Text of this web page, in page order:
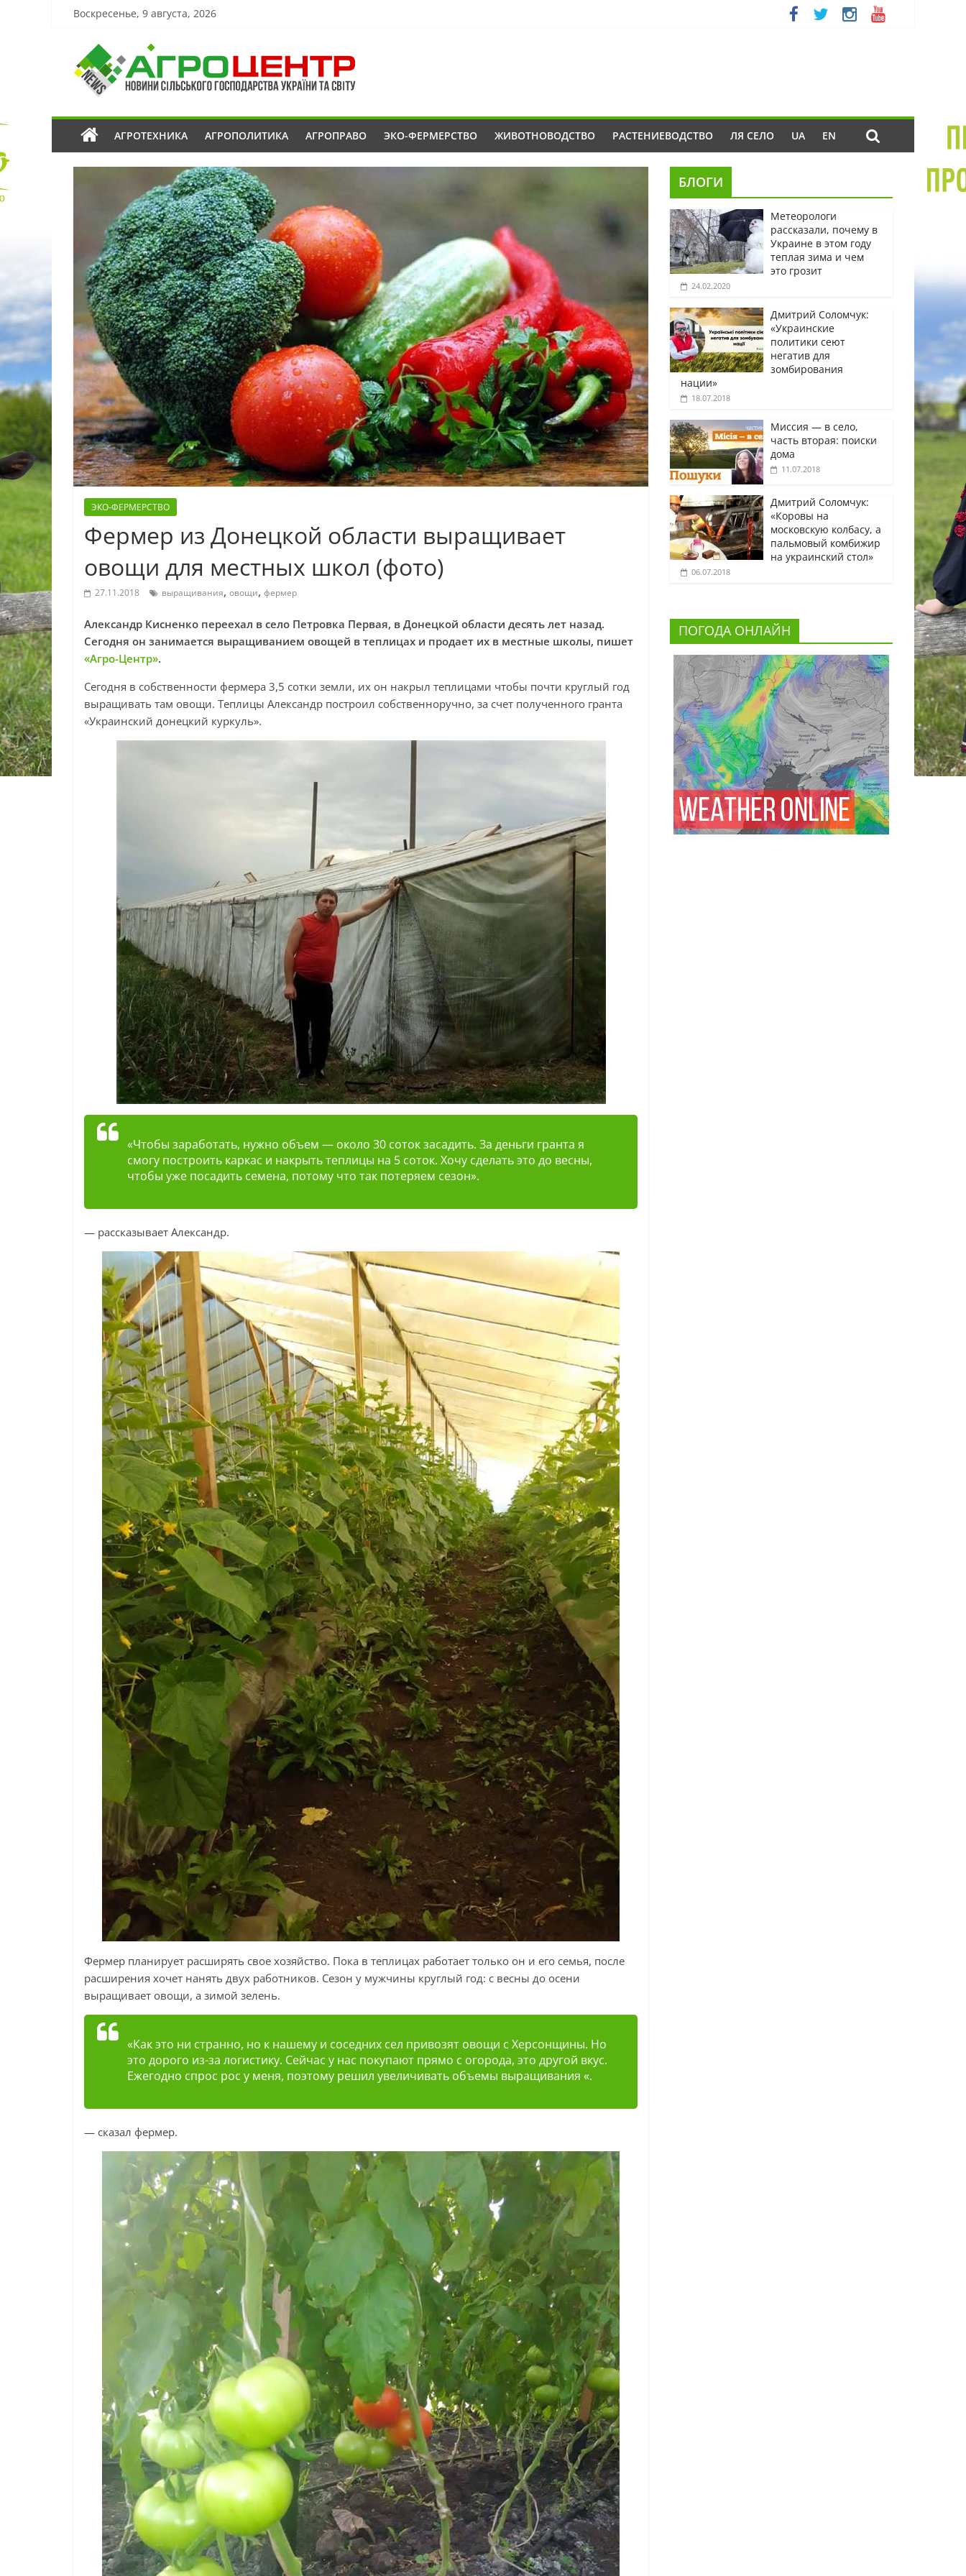
Воскресенье, 9 августа, 2026
АГРОТЕХНИКА АГРОПОЛИТИКА АГРОПРАВО ЭКО-ФЕРМЕРСТВО ЖИВОТНОВОДСТВО РАСТЕНИЕВОДСТВО ЛЯ СЕЛО UA EN
ЭКО-ФЕРМЕРСТВО
Фермер из Донецкой области выращивает
овощи для местных школ (фото)
27.11.2018 выращивания, овощи, фермер
Александр Кисненко переехал в село Петровка Первая, в Донецкой области десять лет назад.
Сегодня он занимается выращиванием овощей в теплицах и продает их в местные школы, пишет
«Агро-Центр».
Сегодня в собственности фермера 3,5 сотки земли, их он накрыл теплицами чтобы почти круглый год
выращивать там овощи. Теплицы Александр построил собственноручно, за счет полученного гранта
«Украинский донецкий куркуль».
«Чтобы заработать, нужно объем — около 30 соток засадить. За деньги гранта я
смогу построить каркас и накрыть теплицы на 5 соток. Хочу сделать это до весны,
чтобы уже посадить семена, потому что так потеряем сезон».
— рассказывает Александр.
Фермер планирует расширять свое хозяйство. Пока в теплицах работает только он и его семья, после
расширения хочет нанять двух работников. Сезон у мужчины круглый год: с весны до осени
выращивает овощи, а зимой зелень.
«Как это ни странно, но к нашему и соседних сел привозят овощи с Херсонщины. Но
это дорого из-за логистику. Сейчас у нас покупают прямо с огорода, это другой вкус.
Ежегодно спрос рос у меня, поэтому решил увеличивать объемы выращивания «.
— сказал фермер.
БЛОГИ
Метеорологи
рассказали, почему в
Украине в этом году
теплая зима и чем
это грозит
24.02.2020
Дмитрий Соломчук:
«Украинские
политики сеют
негатив для
зомбирования
нации»
18.07.2018
Миссия — в село,
часть вторая: поиски
дома
11.07.2018
Дмитрий Соломчук:
«Коровы на
московскую колбасу, а
пальмовый комбижир
на украинский стол»
06.07.2018
ПОГОДА ОНЛАЙН